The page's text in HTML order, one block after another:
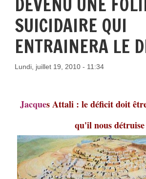
SUICIDAIRE QUI
ENTRAINERA LE
Lundi, juillet 19, 2010 - 11:34
Jacques Attali : le déficit doit
qu'il nous détruise